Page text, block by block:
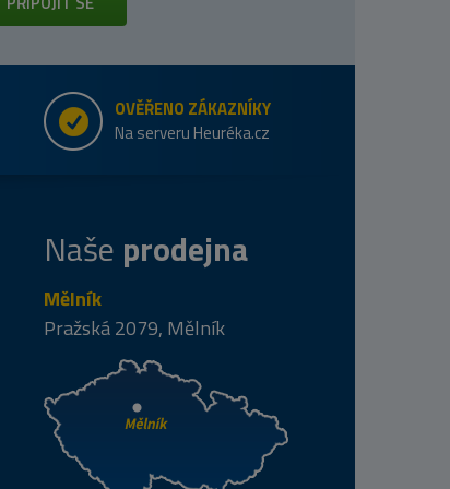
OVĚŘENO ZÁKAZNÍKY
Na serveru Heuréka.cz
Naše prodejna
Mělník
Pražská 2079, Mělník